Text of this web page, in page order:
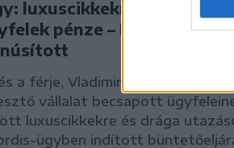
luxuscikkekre,
pénze – Egyelőre
a férje, Vladimir Ciorbă a Nordis
vállalat becsapott
luxuscikkekre és drága
ügyben indított